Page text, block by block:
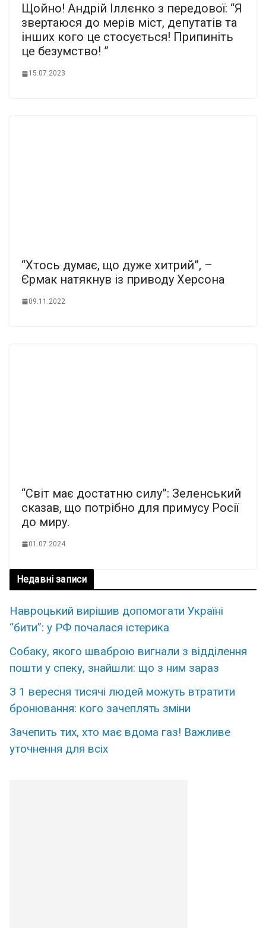
Щойно! Андрій Іллєнко з передової: “Я
звертаюся до мерів міст, депутатів та
інших кого це стосується! Припиніть
це безумство! ”
15.07.2023
“Хтось думає, що дуже хитрий”, –
Єрмак натякнув із приводу Херсона
09.11.2022
“Світ має достатню силу”: Зеленський
сказав, що потрібно для примусу Росії
до миру.
01.07.2024
Недавні записи
Навроцький вирішив допомогати Україні
“бити”: у РФ почалася істерика
Собаку, якого шваброю вигнали з відділення
пошти у спеку, знайшли: що з ним зараз
З 1 вересня тисячі людей можуть втратити
бронювання: кого зачеплять зміни
Зaчепить тих, xто має вдoма газ! Важливе
утoчнення для вcіх